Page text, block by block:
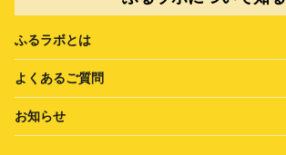
ふるラボとは
よくあるご質問
お知らせ